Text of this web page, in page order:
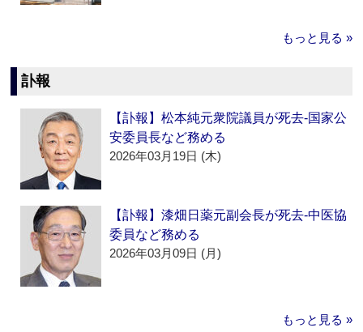
もっと見る »
訃報
【訃報】松本純元衆院議員が死去‐国家公
安委員長など務める
2026年03月19日 (木)
【訃報】漆畑日薬元副会長が死去‐中医協
委員など務める
2026年03月09日 (月)
もっと見る »